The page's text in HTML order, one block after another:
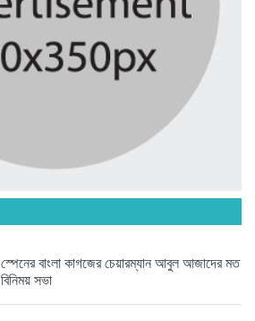
অনেক পরিবার এখনো তাঁদের স্বজন...
ব্রিকলেইন জামে মসজিদ প্রতিষ্ঠার ৫০...
৬ দিন আগে
রাজনৈতিক লড়াইয়ে জিততে হলে সাংস্কৃতিক...
স্পেনের বাংলা কাগজের চেয়ারম্যান আবুল আজাদের মত
বিনিময় সভা